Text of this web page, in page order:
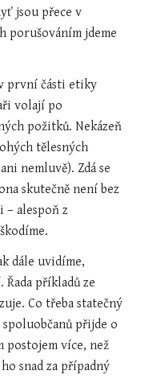
jsou přece v
porušováním jdeme
první části etiky
volají po
požitků. Nekázeň
tělesných
nemluvě). Zdá se
skutečně není bez
– alespoň z
dále uvidíme,
Řada příkladů ze
Co třeba statečný
přijde o
postojem více, než
snad za případný